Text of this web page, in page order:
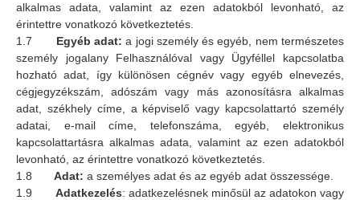
alkalmas adata, valamint az ezen adatokból levonható, az
érintettre vonatkozó következtetés.
1.7 Egyéb adat:a jogi személy és egyéb, nem természetes
személy jogalany Felhasználóval vagy Ügyféllel kapcsolatba
hozható adat, így különösen cégnév vagy egyéb elnevezés,
cégjegyzékszám, adószám vagy más azonosításra alkalmas
adat, székhely címe, a képviselő vagy kapcsolattartó személy
adatai, e-mail címe, telefonszáma, egyéb, elektronikus
kapcsolattartásra alkalmas adata, valamint az ezen adatokból
levonható, az érintettre vonatkozó következtetés.
1.8 Adat: a személyes adat és az egyéb adat összessége.
1.9 Adatkezelés: adatkezelésnek minősül az adatokon vagy